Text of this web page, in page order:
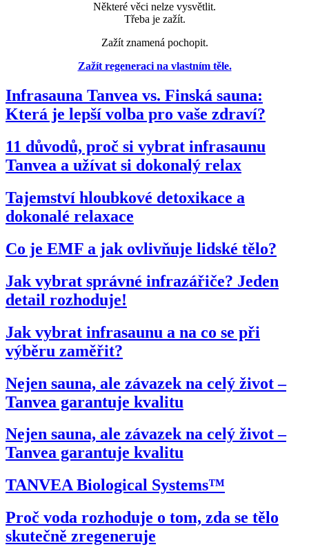
Některé věci nelze vysvětlit.
Třeba je zažít.
Zažít znamená pochopit.
Zažít regeneraci na vlastním těle.
Infrasauna Tanvea vs. Finská sauna:
Která je lepší volba pro vaše zdraví?
11 důvodů, proč si vybrat infrasaunu
Tanvea a užívat si dokonalý relax
Tajemství hloubkové detoxikace a
dokonalé relaxace
Co je EMF a jak ovlivňuje lidské tělo?
Jak vybrat správné infrazářiče? Jeden
detail rozhoduje!
Jak vybrat infrasaunu a na co se při
výběru zaměřit?
Nejen sauna, ale závazek na celý život –
Tanvea garantuje kvalitu
Nejen sauna, ale závazek na celý život –
Tanvea garantuje kvalitu
TANVEA Biological Systems™
Proč voda rozhoduje o tom, zda se tělo
skutečně zregeneruje